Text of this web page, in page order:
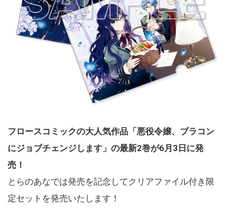
フロースコミックの大人気作品「悪役令嬢、ブラコン
にジョブチェンジします」の最新2巻が6月3日に発
売！
とらのあなでは発売を記念してクリアファイル付き限
定セットを発売いたします！